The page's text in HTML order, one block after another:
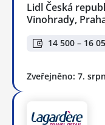
Lidl Česká
Vinohrady,
14 500 – 16
Zveřejněno: 7.